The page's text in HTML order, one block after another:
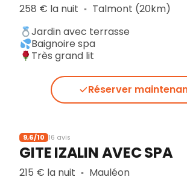
258 € la nuit ▪︎ Talmont (20km)
Jardin avec terrasse
Baignoire spa
Très grand lit
Réserver
9,6/10 16 avis
GITE IZALIN AVEC SPA
215 € la nuit ▪︎ Mauléon